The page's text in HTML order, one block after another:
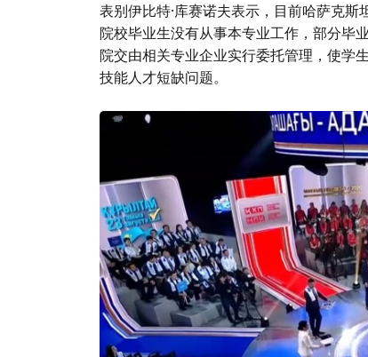
表别伊比特·库赛诺夫表示，目前哈萨克
院校毕业生没有从事本专业工作，部分毕
院交由相关专业企业实行委托管理，使学
技能人才短缺问题。